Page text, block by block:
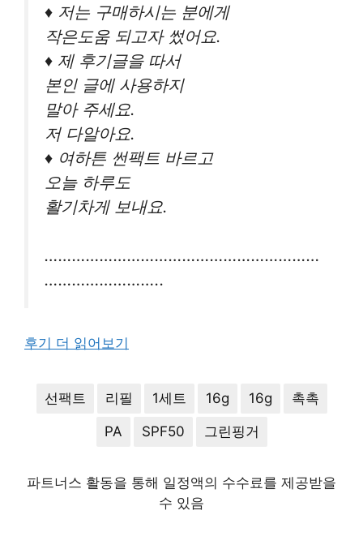
♦️ 저는 구매하시는 분에게
작은도움 되고자 썼어요.
♦️ 제 후기글을 따서
본인 글에 사용하지
말아 주세요.
저 다알아요.
♦️ 여하튼 썬팩트 바르고
오늘 하루도
활기차게 보내요.
……………………………………………………
……………………..
후기 더 읽어보기
선팩트 리필 1세트 16g 16g 촉촉
PA SPF50 그린핑거